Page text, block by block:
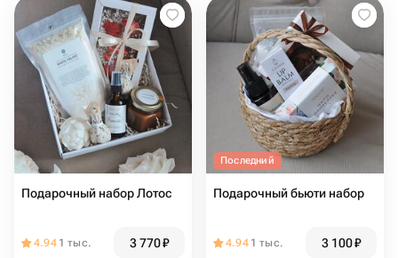
Подарочный набор Лотос
4.94 1 тыс. 3 770₽
Последний
Подарочный бьюти набор
4.94 1 тыс. 3 100₽